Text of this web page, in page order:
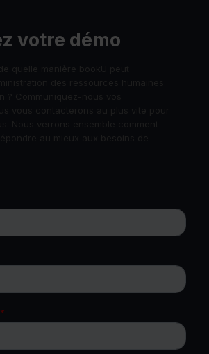
votre démo